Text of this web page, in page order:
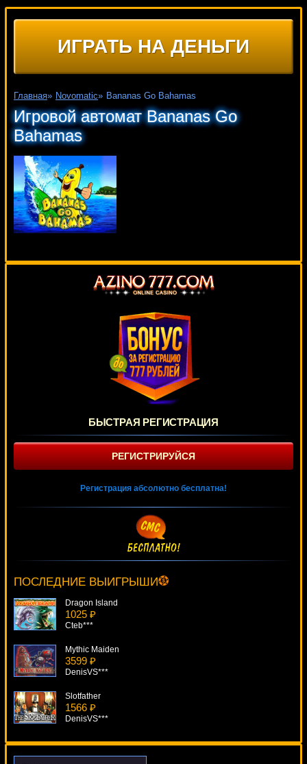
ИГРАТЬ НА ДЕНЬГИ
Главная» Novomatic» Bananas Go Bahamas
Игровой автомат Bananas Go
Bahamas
БЫСТРАЯ РЕГИСТРАЦИЯ
РЕГИСТРИРУЙСЯ
Регистрация абсолютно бесплатна!
ПОСЛЕДНИЕ ВЫИГРЫШИ
Panamer***
Dragon Island
1025 ₽
Cteb***
Mythic Maiden
3599 ₽
DenisVS***
Slotfather
1566 ₽
DenisVS***
Ice Hockey
2441 ₽